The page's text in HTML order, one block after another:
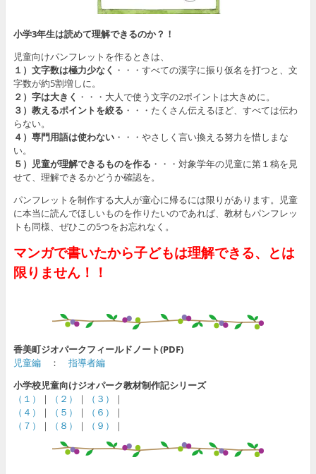
小学3年生は読めて理解できるのか？！
児童向けパンフレットを作るときは、
１）文字数は極力少なく ・・・すべての漢字に振り仮名を打つと、文
字数が約5割増しに。
２）字は大きく ・・・大人で使う文字の2ポイントは大きめに。
３）教えるポイントを絞る ・・・たくさん伝えるほど、すべては伝わ
らない。
４）専門用語は使わない・・・やさしく言い換える努力を惜しまな
い。
５）児童が理解できるものを作る ・・・対象学年の児童に第１稿を見
せて、理解できるかどうか確認を。
パンフレットを制作する大人が童心に帰るには限りがあります。児童
に本当に読んでほしいものを作りたいのであれば、教材もパンフレッ
トも同様、ぜひこの5つをお忘れなく。
マンガで書いたから子どもは理解できる、とは
限りません！！
香美町ジオパークフィールドノート(PDF)
児童編： 指導者編
小学校児童向けジオパーク教材制作記シリーズ
（１）
｜ （２） ｜ （３）
｜
（４）
｜ （５） ｜ （６）
｜
（７）
｜ （８） ｜ （９） ｜